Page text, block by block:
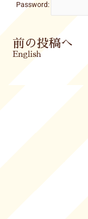
Password:
Prev
前の投稿へ
English